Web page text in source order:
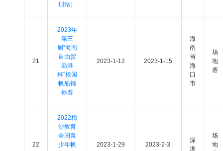
圳站）
21
2023年
第三
届“海南
自由贸
易港
杯”校园
帆船锦
标赛
2023-1-12 2023-1-15
海
南
省
海
口
市
场
地
赛
22
2022梅
沙教育
全国青
少年帆
2023-1-29 2023-2-3
深
圳
场
地